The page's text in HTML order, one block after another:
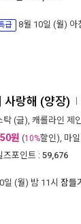
급 8월 10일 (월) 아
사랑해 (양장)
탁(글), 캐롤라인 제
원 (10%할인), 마일
즈포인트 : 59,676
일 (월) 밤 11시 잠들